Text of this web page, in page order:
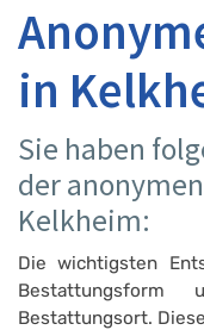
in
Sie haben
der
Kelkheim:
Die wichtigsten
Bestattungsort.